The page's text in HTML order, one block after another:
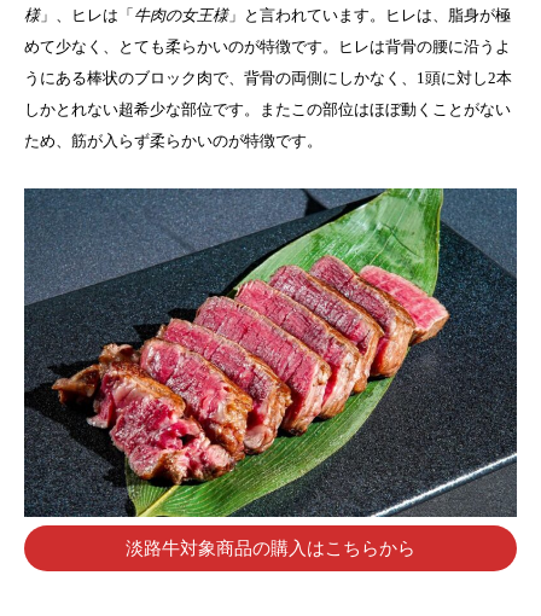
様」、ヒレは「 牛肉の女王様」と言われています。ヒレは、脂身が極
めて少なく、とても柔らかいのが特徴です。ヒレは背骨の腰に沿うよ
うにある棒状のブロック肉で、背骨の両側にしかなく、1頭に対し2本
しかとれない超希少な部位です。またこの部位はほぼ動くことがない
ため、筋が入らず柔らかいのが特徴です。
淡路牛対象商品の購入はこちらから